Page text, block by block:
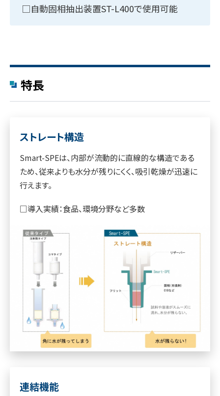
□自動固相抽出装置ST-L400で使用可能
特長
ストレート構造
Smart-SPEは、内部が流動的に直線的な構造である
ため、従来よりも水分が残りにくく、吸引乾燥が迅速に
行えます。
□導入実績：食品、環境分野など多数
連結機能